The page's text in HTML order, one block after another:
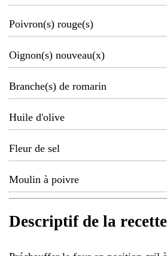
Poivron(s) rouge(s)
Oignon(s) nouveau(x)
Branche(s) de romarin
Huile d'olive
Fleur de sel
Moulin à poivre
Descriptif de la recette